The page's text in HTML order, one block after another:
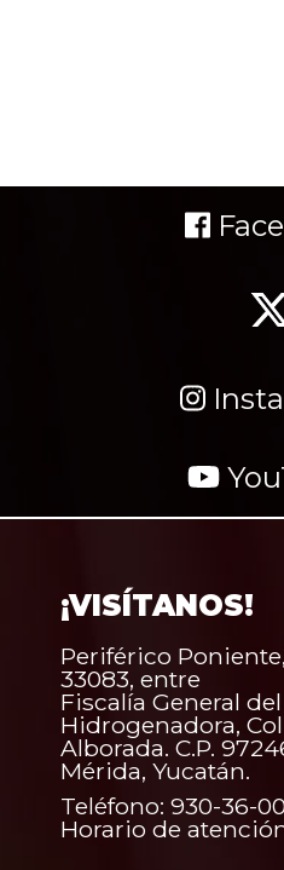
¡VISÍTANOS!
Periférico
33083, entre
Fiscalía General
Hidrogenadora,
Alborada. C.P.
Mérida, Yucatán.
Teléfono: 930-36-00
Horario de